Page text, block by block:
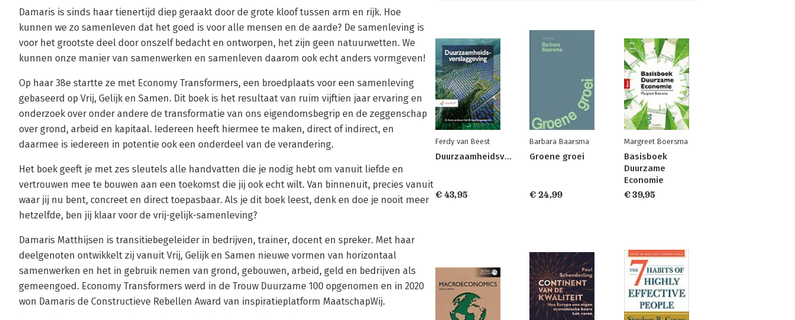
Damaris is sinds haar tienertijd diep geraakt door de grote kloof tussen arm en rijk. Hoe
kunnen we zo samenleven dat het goed is voor alle mensen en de aarde? De samenleving is
voor het grootste deel door onszelf bedacht en ontworpen, het zijn geen natuurwetten. We
kunnen onze manier van samenwerken en samenleven daarom ook echt anders vormgeven!
Op haar 38e startte ze met Economy Transformers, een broedplaats voor een samenleving
gebaseerd op Vrij, Gelijk en Samen. Dit boek is het resultaat van ruim vijftien jaar ervaring en
onderzoek over onder andere de transformatie van ons eigendomsbegrip en de zeggenschap
over grond, arbeid en kapitaal. Iedereen heeft hiermee te maken, direct of indirect, en
daarmee is iedereen in potentie ook een onderdeel van de verandering.
Het boek geeft je met zes sleutels alle handvatten die je nodig hebt om vanuit liefde en
vertrouwen mee te bouwen aan een toekomst die jij ook echt wilt. Van binnenuit, precies vanuit
waar jij nu bent, concreet en direct toepasbaar. Als je dit boek leest, denk en doe je nooit meer
hetzelfde, ben jij klaar voor de vrij-gelijk-samenleving?
Damaris Matthijsen is transitiebegeleider in bedrijven, trainer, docent en spreker. Met haar
deelgenoten ontwikkelt zij vanuit Vrij, Gelijk en Samen nieuwe vormen van horizontaal
samenwerken en het in gebruik nemen van grond, gebouwen, arbeid, geld en bedrijven als
gemeengoed. Economy Transformers werd in de Trouw Duurzame 100 opgenomen en in 2020
won Damaris de Constructieve Rebellen Award van inspiratieplatform MaatschapWij.
Ferdy van Beest
Duurzaamheidsverslaggeving
€ 43,95
Barbara Baarsma
Groene groei
€ 24,99
Margreet Boersma
Basisboek
Duurzame
Economie
€ 39,95